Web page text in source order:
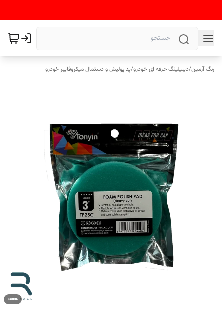
رنگ آرمین/دیتیلینگ حرفه ای خودرو/پد پولیش و دستمال میکروفایبر خودرو